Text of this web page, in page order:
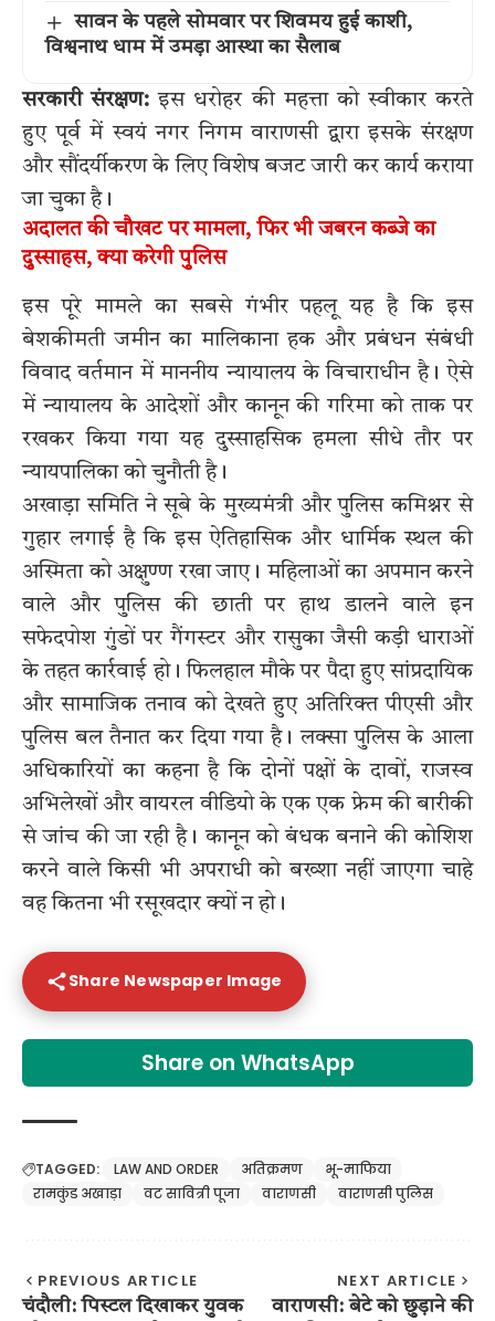
सावन के पहले सोमवार पर शिवमय हुई काशी,
विश्वनाथ धाम में उमड़ा आस्था का सैलाब
सरकारी संरक्षण: इस धरोहर की महत्ता को स्वीकार करते
हुए पूर्व में स्वयं नगर निगम वाराणसी द्वारा इसके संरक्षण
और सौंदर्यीकरण के लिए विशेष बजट जारी कर कार्य कराया
जा चुका है।
अदालत की चौखट पर मामला, फिर भी जबरन कब्जे का
दुस्साहस, क्या करेगी पुलिस
इस पूरे मामले का सबसे गंभीर पहलू यह है कि इस
बेशकीमती जमीन का मालिकाना हक और प्रबंधन संबंधी
विवाद वर्तमान में माननीय न्यायालय के विचाराधीन है। ऐसे
में न्यायालय के आदेशों और कानून की गरिमा को ताक पर
रखकर किया गया यह दुस्साहसिक हमला सीधे तौर पर
न्यायपालिका को चुनौती है।
अखाड़ा समिति ने सूबे के मुख्यमंत्री और पुलिस कमिश्नर से
गुहार लगाई है कि इस ऐतिहासिक और धार्मिक स्थल की
अस्मिता को अक्षुण्ण रखा जाए। महिलाओं का अपमान करने
वाले और पुलिस की छाती पर हाथ डालने वाले इन
सफेदपोश गुंडों पर गैंगस्टर और रासुका जैसी कड़ी धाराओं
के तहत कार्रवाई हो। फिलहाल मौके पर पैदा हुए सांप्रदायिक
और सामाजिक तनाव को देखते हुए अतिरिक्त पीएसी और
पुलिस बल तैनात कर दिया गया है। लक्सा पुलिस के आला
अधिकारियों का कहना है कि दोनों पक्षों के दावों, राजस्व
अभिलेखों और वायरल वीडियो के एक एक फ्रेम की बारीकी
से जांच की जा रही है। कानून को बंधक बनाने की कोशिश
करने वाले किसी भी अपराधी को बख्शा नहीं जाएगा चाहे
वह कितना भी रसूखदार क्यों न हो।
Share Newspaper Image
Share on WhatsApp
TAGGED: LAW AND ORDER अतिक्रमण
भू-माफिया
रामकुंड अखाड़ा
वट सावित्री पूजा वाराणसी वाराणसी पुलिस
PREVIOUS ARTICLE
चंदौली: पिस्टल दिखाकर युवक
NEXT ARTICLE
वाराणसी: बेटे को छुड़ाने की